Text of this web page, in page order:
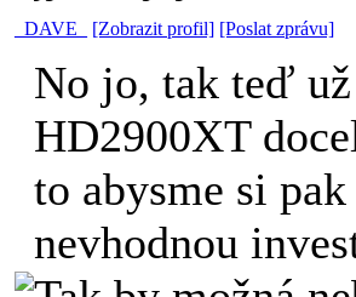
_DAVE_ [Zobrazit profil] [Poslat zprávu]
No jo, tak teď
HD2900XT
to abysme si
nevhodnou